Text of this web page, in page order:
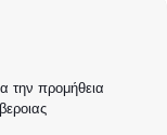
την προμήθεια